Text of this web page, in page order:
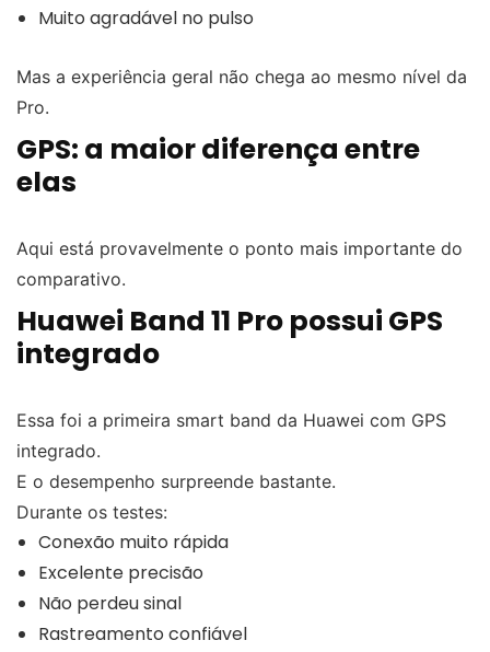
Muito agradável no pulso
Mas a experiência geral não chega ao mesmo nível da
Pro.
GPS: a maior diferença entre
elas
Aqui está provavelmente o ponto mais importante do
comparativo.
Huawei Band 11 Pro possui GPS
integrado
Essa foi a primeira smart band da Huawei com GPS
integrado.
E o desempenho surpreende bastante.
Durante os testes:
Conexão muito rápida
Excelente precisão
Não perdeu sinal
Rastreamento confiável